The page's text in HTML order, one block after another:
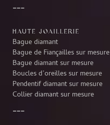
HAUTE JOAILLERIE
Bague diamant
Bague de Fiançailles sur mesure
Bague diamant sur mesure
Boucles d’oreilles sur mesure
Pendentif diamant sur mesure
Collier diamant sur mesure